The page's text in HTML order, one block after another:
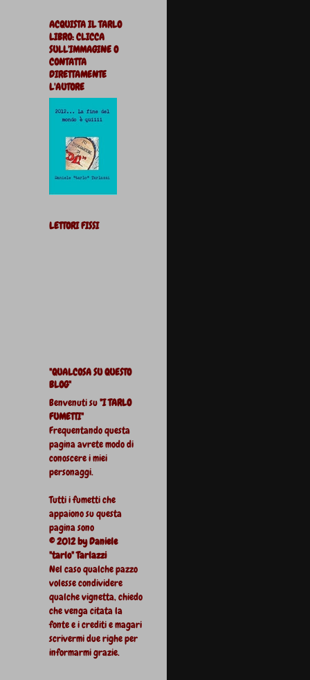
ACQUISTA IL TARLO
LIBRO: CLICCA
SULL'IMMAGINE O
CONTATTA
DIRETTAMENTE
L'AUTORE
LETTORI FISSI
"QUALCOSA SU QUESTO
BLOG"
Benvenuti su"I TARLO
FUMETTI"
Frequentando questa
pagina avrete modo di
conoscere i miei
personaggi.
Tutti i fumetti che
appaiono su questa
pagina sono
© 2012 by Daniele
"tarlo" Tarlazzi
Nel caso qualche pazzo
volesse condividere
qualche vignetta, chiedo
che venga citata la
fonte e i crediti e magari
scrivermi due righe per
informarmi grazie.